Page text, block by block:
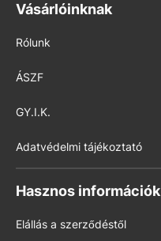
Vásárlóinknak
Rólunk
ÁSZF
GY.I.K.
Adatvédelmi tájékoztató
Hasznos információk
Elállás a szerződéstől